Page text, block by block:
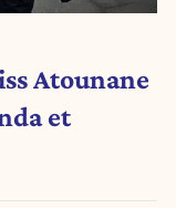
Atounane
et